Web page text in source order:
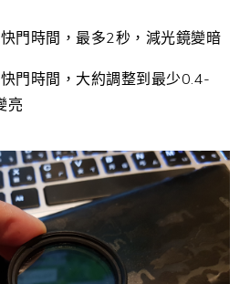
門時間，最多2秒，減光鏡變暗
門時間，大約調整到最少0.4-
亮